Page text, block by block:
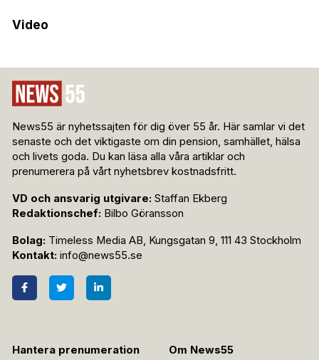
Video
News55 är nyhetssajten för dig över 55 år. Här samlar vi det
senaste och det viktigaste om din pension, samhället, hälsa
och livets goda. Du kan läsa alla våra artiklar och
prenumerera på vårt nyhetsbrev kostnadsfritt.
VD och ansvarig utgivare: Staffan Ekberg
Redaktionschef: Bilbo Göransson
Bolag: Timeless Media AB, Kungsgatan 9, 111 43 Stockholm
Kontakt: info@news55.se
Hantera prenumeration
Om News55